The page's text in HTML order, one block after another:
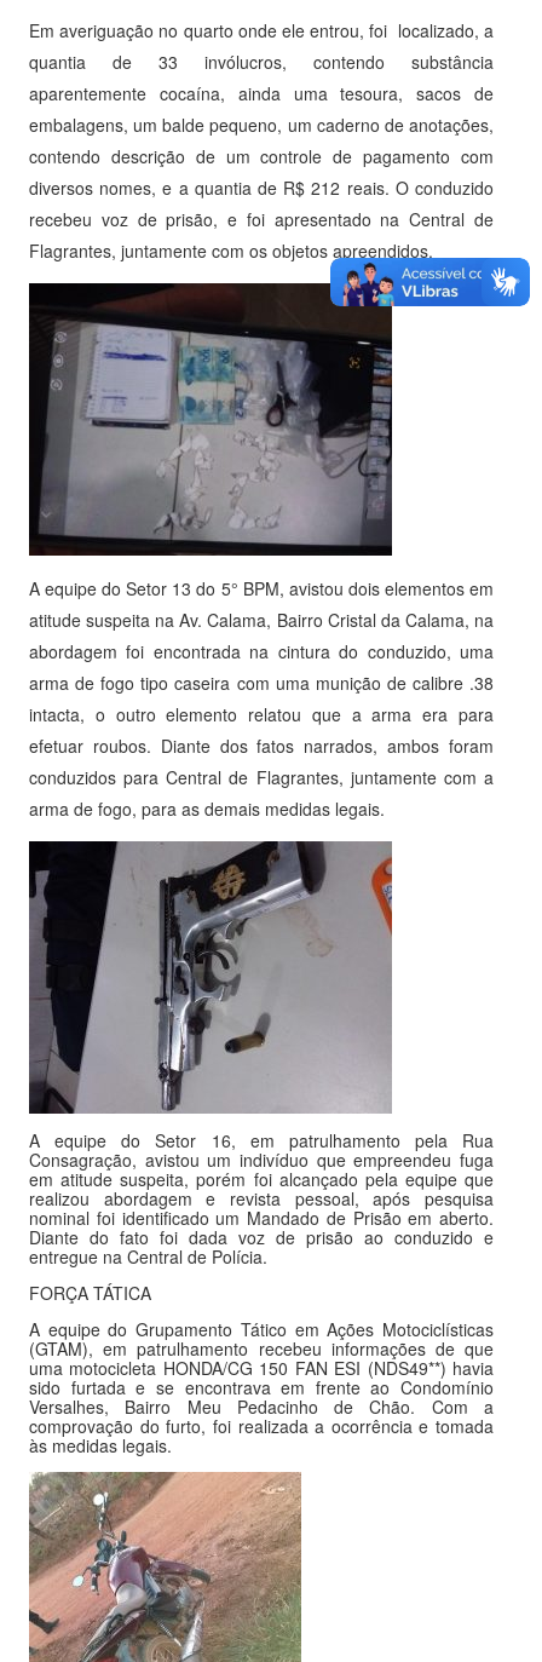
Em averiguação no quarto onde ele entrou, foi localizado, a
quantia de 33 invólucros, contendo substância
aparentemente cocaína, ainda uma tesoura, sacos de
embalagens, um balde pequeno, um caderno de anotações,
contendo descrição de um controle de pagamento com
diversos nomes, e a quantia de R$ 212 reais. O conduzido
recebeu voz de prisão, e foi apresentado na Central de
Flagrantes, juntamente com os objetos apreendidos.
A equipe do Setor 13 do 5° BPM, avistou dois elementos em
atitude suspeita na Av. Calama, Bairro Cristal da Calama, na
abordagem foi encontrada na cintura do conduzido, uma
arma de fogo tipo caseira com uma munição de calibre .38
intacta, o outro elemento relatou que a arma era para
efetuar roubos. Diante dos fatos narrados, ambos foram
conduzidos para Central de Flagrantes, juntamente com a
arma de fogo, para as demais medidas legais.
A equipe do Setor 16, em patrulhamento pela Rua
Consagração, avistou um indivíduo que empreendeu fuga
em atitude suspeita, porém foi alcançado pela equipe que
realizou abordagem e revista pessoal, após pesquisa
nominal foi identificado um Mandado de Prisão em aberto.
Diante do fato foi dada voz de prisão ao conduzido e
entregue na Central de Polícia.
FORÇA TÁTICA
A equipe do Grupamento Tático em Ações Motociclísticas
(GTAM), em patrulhamento recebeu informações de que
uma motocicleta HONDA/CG 150 FAN ESI (NDS49**) havia
sido furtada e se encontrava em frente ao Condomínio
Versalhes, Bairro Meu Pedacinho de Chão. Com a
comprovação do furto, foi realizada a ocorrência e tomada
às medidas legais.